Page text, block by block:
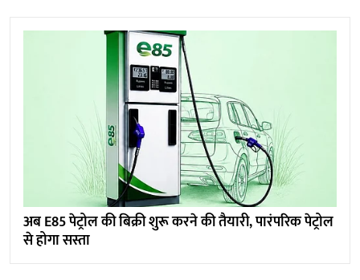
अब E85 पेट्रोल की बिक्री शुरू करने की तैयारी, पारंपरिक पेट्रोल
से होगा सस्ता